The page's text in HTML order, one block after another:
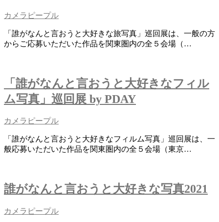
カメラピープル
「誰がなんと言おうと大好きな旅写真」巡回展は、一般の方
からご応募いただいた作品を関東圏内の全５会場（…
「誰がなんと言おうと大好きなフィル
ム写真」巡回展 by PDAY
カメラピープル
「誰がなんと言おうと大好きなフィルム写真」巡回展は、一
般応募いただいた作品を関東圏内の全５会場（東京…
誰がなんと言おうと大好きな写真2021
カメラピープル